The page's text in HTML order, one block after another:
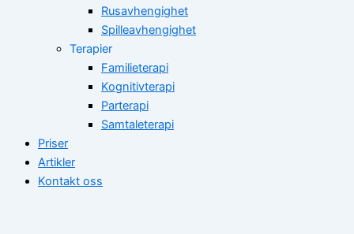
Rusavhengighet
Spilleavhengighet
Terapier
Familieterapi
Kognitivterapi
Parterapi
Samtaleterapi
Priser
Artikler
Kontakt oss